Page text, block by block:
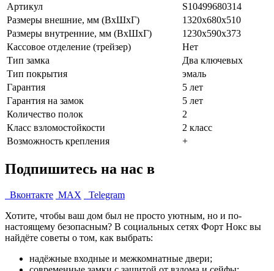
Артикул
S10499680314
Размеры внешние, мм (ВхШхГ)
1320x680x510
Размеры внутренние, мм (ВхШхГ)
1230x590x373
Кассовое отделение (трейзер)
Нет
Тип замка
Два ключевых
Тип покрытия
эмаль
Гарантия
5 лет
Гарантия на замок
5 лет
Количество полок
2
Класс взломостойкости
2 класс
Возможность крепления
+
Подпишитесь на нас в
Вконтакте MAX
Telegram
Хотите, чтобы ваш дом был не просто уютным, но и по-
настоящему безопасным? В социальных сетях Форт Нокс вы
найдёте советы о том, как выбрать:
надёжные входные и межкомнатные двери;